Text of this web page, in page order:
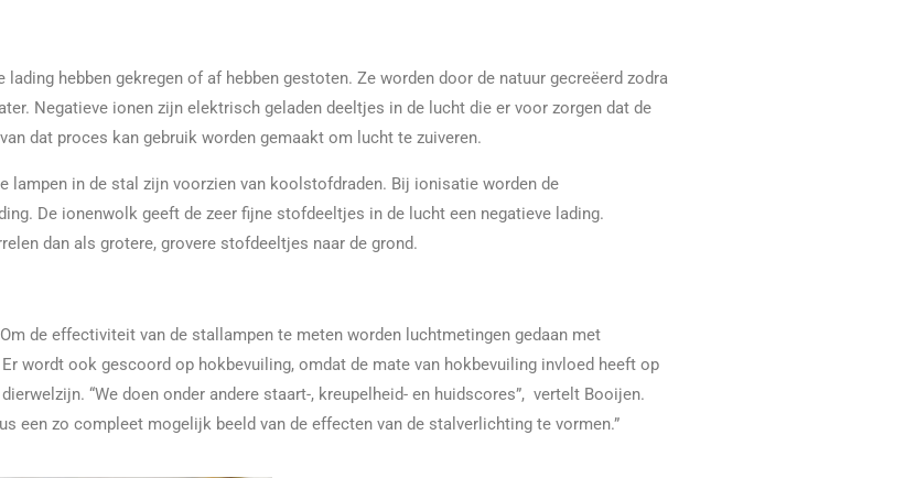
hebben gekregen of af hebben gestoten. Ze worden door de natuur gecreëerd zodra
Negatieve ionen zijn elektrisch geladen deeltjes in de lucht die er voor zorgen dat de
dat proces kan gebruik worden gemaakt om lucht te zuiveren.
lampen in de stal zijn voorzien van koolstofdraden. Bij ionisatie worden de
De ionenwolk geeft de zeer fijne stofdeeltjes in de lucht een negatieve lading.
dan als grotere, grovere stofdeeltjes naar de grond.
de effectiviteit van de stallampen te meten worden luchtmetingen gedaan met
wordt ook gescoord op hokbevuiling, omdat de mate van hokbevuiling invloed heeft op
“We doen onder andere staart-, kreupelheid- en huidscores”, vertelt Booijen.
een zo compleet mogelijk beeld van de effecten van de stalverlichting te vormen.”